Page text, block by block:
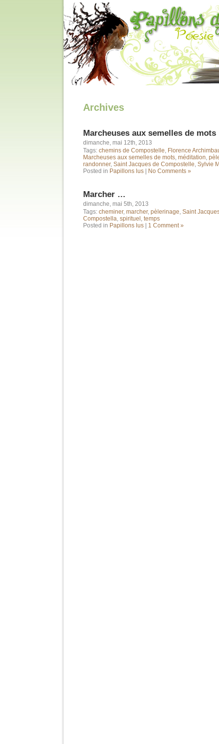
Archives
Marcheuses aux semelles de mots
dimanche, mai 12th, 2013
Tags: chemins de Compostelle, Florence
Marcheuses aux semelles de mots, méditation,
randonner, Saint Jacques de Compostelle, Sylvie
Posted in Papillons lus No Comments »
Marcher …
dimanche, mai 5th, 2013
Tags: cheminer, marcher, pèlerinage, Saint
Compostella, spirituel , temps
Posted in Papillons lus 1 Comment »